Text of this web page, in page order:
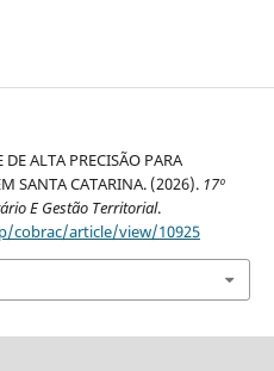
ALTA PRECISÃO PARA
SANTA CATARINA. (2026). 17º
E Gestão Territorial.
cobrac/article/view/10925